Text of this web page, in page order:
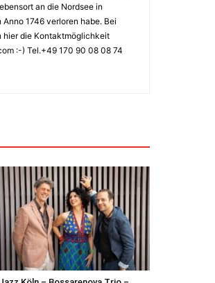
an die Nordsee in
1746 verloren habe. Bei
hier die Kontaktmöglichkeit
:-) Tel.+49 170 90 08 08 74